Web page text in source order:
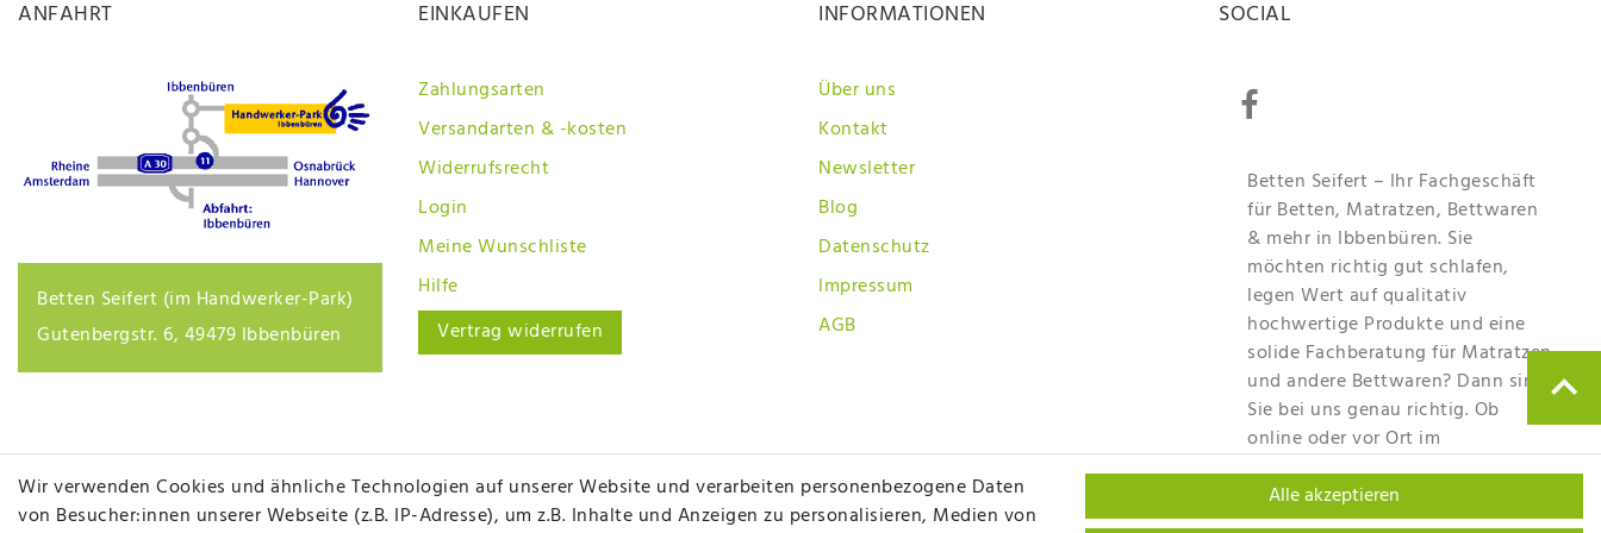
ANFAHRT
Betten Seifert (im Handwerker-Park)
Gutenbergstr. 6, 49479 Ibbenbüren
EINKAUFEN
Zahlungsarten
Versandarten & -kosten
Widerrufsrecht
Login
Meine Wunschliste
Hilfe
Vertrag widerrufen
INFORMATIONEN
Über uns
Kontakt
Newsletter
Blog
Datenschutz
Impressum
AGB
SOCIAL
Betten Seifert – Ihr Fachgeschäft
für Betten, Matratzen, Bettwaren
& mehr in Ibbenbüren. Sie
möchten richtig gut schlafen,
legen Wert auf qualitativ
hochwertige Produkte und eine
solide Fachberatung für Matratzen
und andere Bettwaren? Dann sind
Sie bei uns genau richtig. Ob
online oder vor Ort im
Fachgeschäft in Ibbenbüren - wir
beraten Sie gerne!
Wir verwenden Cookies und ähnliche Technologien auf unserer Website und verarbeiten personenbezogene Daten
von Besucher:innen unserer Webseite (z.B. IP-Adresse), um z.B. Inhalte und Anzeigen zu personalisieren, Medien von
Alle akzeptieren